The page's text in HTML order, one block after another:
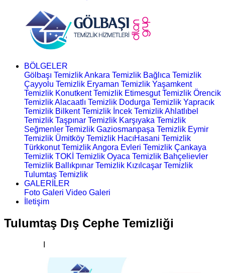
BÖLGELER
Gölbaşı TemizlikAnkara Temizlik Bağlıca Temizlik
Çayyolu Temizlik Eryaman Temizlik Yaşamkent
Temizlik Konutkent Temizlik Etimesgut Temizlik Örencik
TemizlikAlacaatlı Temizlik Dodurga Temizlik Yapracık
Temizlik Bilkent Temizlik İncek TemizlikAhlatlıbel
Temizlik Taşpınar Temizlik Karşıyaka Temizlik
Seğmenler Temizlik Gaziosmanpaşa Temizlik Eymir
Temizlik Ümitköy Temizlik HacıHasani Temizlik
Türkkonut TemizlikAngora Evleri Temizlik Çankaya
Temizlik TOKİ Temizlik Oyaca Temizlik Bahçelievler
Temizlik Ballıkpınar Temizlik Kızılcaşar Temizlik
Tulumtaş Temizlik
GALERİLER
Foto Galeri Video Galeri
İletişim
Tulumtaş Dış Cephe Temizliği